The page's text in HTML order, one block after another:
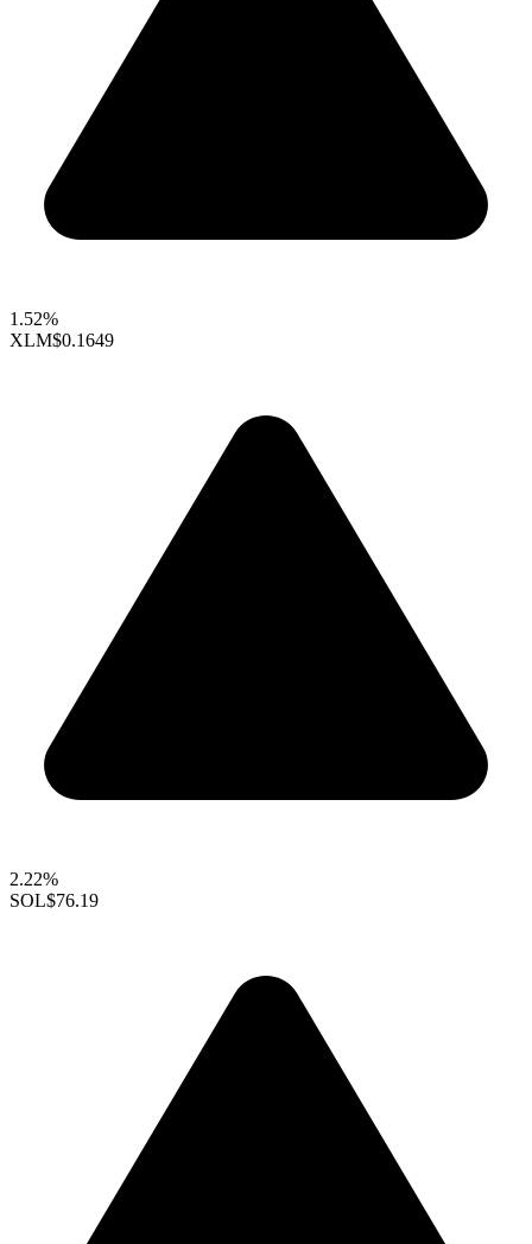
1.52%
XLM$0.1649
2.22%
SOL$76.19